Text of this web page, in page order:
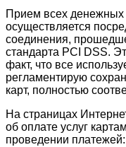
Прием всех денежных
осуществляется
соединения,
стандарта PCI DSS.
факт, что все
регламентирую
карт, полностью
На страницах
об оплате услуг
проведении платежей: